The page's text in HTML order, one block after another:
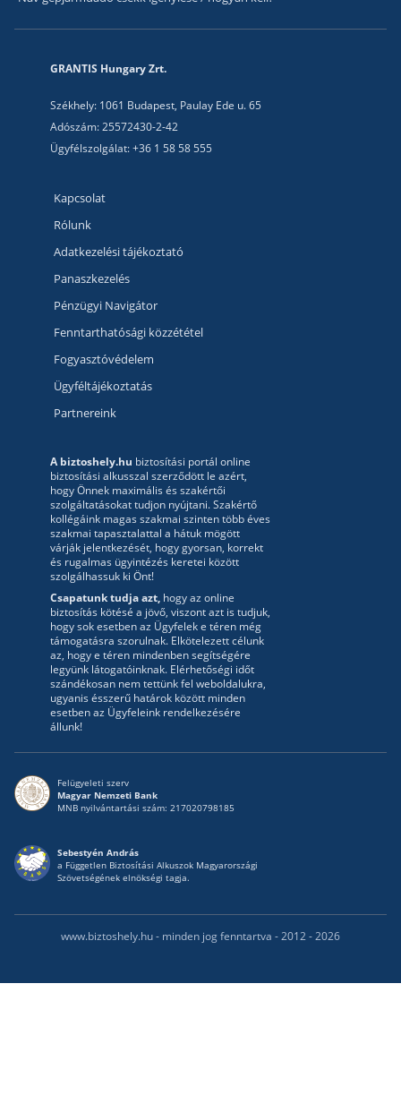
GRANTIS Hungary Zrt.
Székhely: 1061 Budapest, Paulay Ede u. 65
Adószám: 25572430-2-42
Ügyfélszolgálat: +36 1 58 58 555
Kapcsolat
Rólunk
Adatkezelési tájékoztató
Panaszkezelés
Pénzügyi Navigátor
Fenntarthatósági közzététel
Fogyasztóvédelem
Ügyféltájékoztatás
Partnereink
A biztoshely.hu biztosítási portál online
biztosítási alkusszal szerződött le azért,
hogy Önnek maximális és szakértői
szolgáltatásokat tudjon nyújtani. Szakértő
kollégáink magas szakmai szinten több éves
szakmai tapasztalattal a hátuk mögött
várják jelentkezését, hogy gyorsan, korrekt
és rugalmas ügyintézés keretei között
szolgálhassuk ki Önt!
Csapatunk tudja azt, hogy az online
biztosítás kötésé a jövő, viszont azt is tudjuk,
hogy sok esetben az Ügyfelek e téren még
támogatásra szorulnak. Elkötelezett célunk
az, hogy e téren mindenben segítségére
legyünk látogatóinknak. Elérhetőségi időt
szándékosan nem tettünk fel weboldalukra,
ugyanis ésszerű határok között minden
esetben az Ügyfeleink rendelkezésére
állunk!
Felügyeleti szerv
Magyar Nemzeti Bank
MNB nyilvántartási szám: 217020798185
Sebestyén András
a Független Biztosítási Alkuszok Magyarországi
Szövetségének elnökségi tagja.
www.biztoshely.hu - minden jog fenntartva - 2012 - 2026